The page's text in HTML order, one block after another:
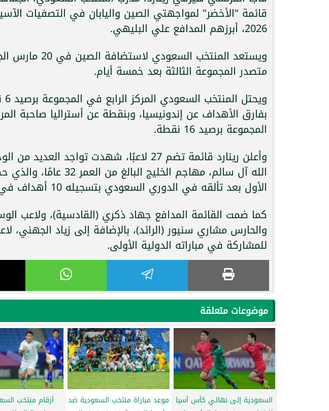
قائمة "الأخضر" لمواجهتي الصين واليابان في التصفيات
2026، أبرزهم المدافع علي البليهي.
ويستعد المنتخب
متصدر المجموعة الثالثة بعد خمسة أيام.
بفارق الأهداف عن إندونيسيا، وبنقطة عن أستراليا صاحبة
المجموعة برصيد 16 نقطة.
وأعلن رينارد قائمة تضم 27 لاعبًا، شهدت تواجد
الله آل سالم، مهاجم الخليج
الأول بعد تألقه في الدوري السعودي بتسجيله 10 أهداف في 23 مباراة.
كما ضمت القائمة المدافع جهاد ذكري (القادسية)، ولاعب
والحارس مشاري سنيور (الرائد)، بالإضافة إلى زياد
للمشاركة في مباراته الدولية الأولى.
موضوعات متعلقة
السعودية إلى نهائي كأس آسيا موعد مباراة منتخب السعودية ضد
أرقام منتخب